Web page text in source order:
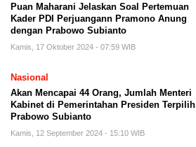
Puan Maharani Jelaskan Soal Pertemuan
Kader PDI Perjuangann Pramono Anung
dengan Prabowo Subianto
Kamis, 17 Oktober 2024 - 07:59 WIB
Nasional
Akan Mencapai 44 Orang, Jumlah Menteri
Kabinet di Pemerintahan Presiden Terpilih
Prabowo Subianto ​​
Kamis, 12 September 2024 - 15:10 WIB